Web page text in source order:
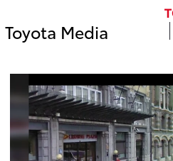
Toyota Media